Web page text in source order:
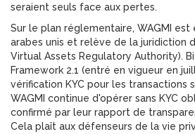
seraient seuls face aux pertes.
Sur le plan réglementaire, WAGMI est
arabes unis et relève de la juridiction
Virtual Assets Regulatory Authority).
Framework 2.1 (entré en vigueur en
vérification KYC pour les transactions
WAGMI continue d'opérer sans KYC
confirmé par leur rapport de
Cela plaît aux défenseurs de la vie